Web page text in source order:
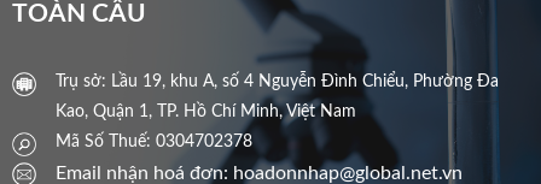
TOÀN CẦU
Trụ sở: Lầu 19, khu A, số 4 Nguyễn Đình Chiểu, Phường Đa
Kao, Quận 1, TP. Hồ Chí Minh, Việt Nam
Mã Số Thuế: 0304702378
Email nhận hoá đơn: hoadonnhap@global.net.vn